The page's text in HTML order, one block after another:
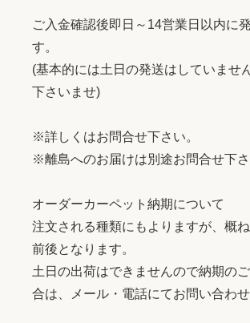
ご入金確認後即日～14営業日以内に
す。
(基本的には土日の発送はしていませ
下さいませ)
※詳しくはお問合せ下さい。
※離島へのお届けは別途お問合せ下さ
オーダーカーペット納期について
注文される種類にもよりますが、概
前後となります。
土日の出荷はできませんので納期の
合は、メール・電話にてお問い合わせ